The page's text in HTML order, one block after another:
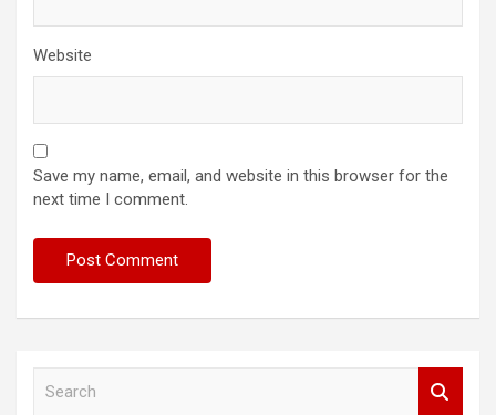
Website
Save my name, email, and website in this browser for the
next time I comment.